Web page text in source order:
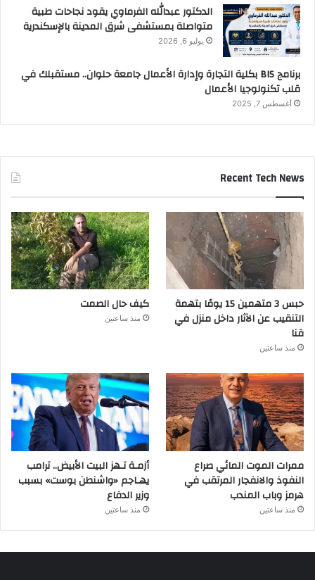
الدكتور عبدالله الفرماوي يقود نجاحات طبية
متواصلة بمستشفى شرق المدينة بالإسكندرية
يوليو 6, 2026
برنامج BIS بكلية التجارة وإدارة الأعمال جامعة حلوان.. مستقبلك في
قلب تكنولوجيا الأعمال
أغسطس 7, 2025
Recent Tech News
حبس 3 متهمين 15 يومًا بتهمة
التنقيب عن الآثار داخل منزل في
قنا
منذ ساعتين
كيف حال الصمت
منذ ساعتين
ممرات الموت المائي صراع
النفوذ والانفجار المرتقب في
هرمز وباب المندب
منذ ساعتين
أزمـة تـهز البيت الأبيض.. ترامب
يهـاجم «واشنطن بوست» بسبب
وزير الدفاع
منذ ساعتين